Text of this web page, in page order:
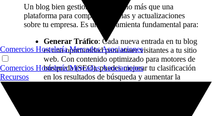
Comercios HosteleríaMercadosAsociaciones
Comercios HosteleríaMercadosAsociaciones
Recursos
Un blog bien gestionado es mucho más que una
plataforma para compartir noticias y actualizaciones
sobre tu empresa. Es una herramienta fundamental para:
Generar Tráfico: Cada nueva entrada en tu blog
es una oportunidad para atraer visitantes a tu sitio
web. Con contenido optimizado para motores de
búsqueda (SEO), puedes mejorar tu clasificación
en los resultados de búsqueda y aumentar la